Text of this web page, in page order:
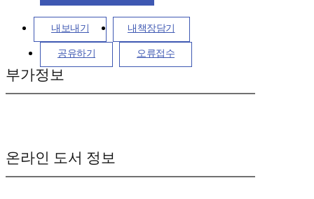
내보내기 내책장담기
공유하기 오류접수
부가정보
온라인 도서 정보